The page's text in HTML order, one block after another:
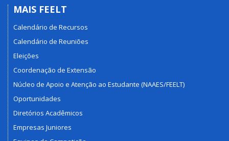
MAIS FEELT
Calendário de Recursos
Calendário de Reuniões
Eleições
Coordenação de Extensão
Núcleo de Apoio e Atenção ao Estudante (NAAES/FEELT)
Oportunidades
Diretórios Acadêmicos
Empresas Juniores